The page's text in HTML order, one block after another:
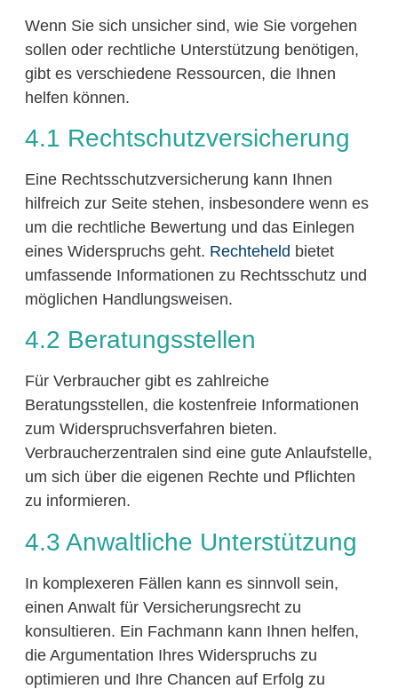
Wenn Sie sich unsicher sind, wie Sie vorgehen
sollen oder rechtliche Unterstützung benötigen,
gibt es verschiedene Ressourcen, die Ihnen
helfen können.
4.1 Rechtschutzversicherung
Eine Rechtsschutzversicherung kann Ihnen
hilfreich zur Seite stehen, insbesondere wenn es
um die rechtliche Bewertung und das Einlegen
eines Widerspruchs geht. Rechteheld bietet
umfassende Informationen zu Rechtsschutz und
möglichen Handlungsweisen.
4.2 Beratungsstellen
Für Verbraucher gibt es zahlreiche
Beratungsstellen, die kostenfreie Informationen
zum Widerspruchsverfahren bieten.
Verbraucherzentralen sind eine gute Anlaufstelle,
um sich über die eigenen Rechte und Pflichten
zu informieren.
4.3 Anwaltliche Unterstützung
In komplexeren Fällen kann es sinnvoll sein,
einen Anwalt für Versicherungsrecht zu
konsultieren. Ein Fachmann kann Ihnen helfen,
die Argumentation Ihres Widerspruchs zu
optimieren und Ihre Chancen auf Erfolg zu